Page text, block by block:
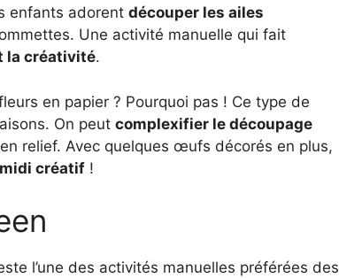
enfants adorent découper les ailes
Une activité manuelle qui fait
la créativité.
en papier ? Pourquoi pas ! Ce type de
On peut complexifier le découpage
relief. Avec quelques œufs décorés en plus,
créatif !
l’une des activités manuelles préférées des